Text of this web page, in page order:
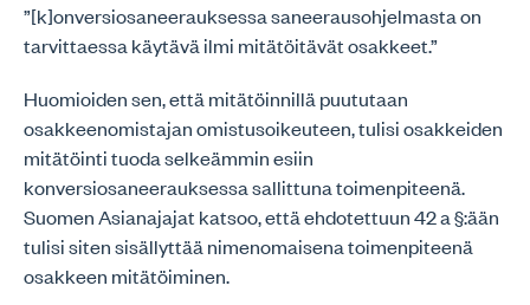
”[k]onversiosaneerauksessa saneerausohjelmasta on
tarvittaessa käytävä ilmi mitätöitävät osakkeet.”
Huomioiden sen, että mitätöinnillä puututaan
osakkeenomistajan omistusoikeuteen, tulisi osakkeiden
mitätöinti tuoda selkeämmin esiin
konversiosaneerauksessa sallittuna toimenpiteenä.
Suomen Asianajajat katsoo, että ehdotettuun 42 a §:ään
tulisi siten sisällyttää nimenomaisena toimenpiteenä
osakkeen mitätöiminen.